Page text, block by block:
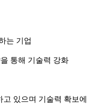
는 기업
통해 기술력 강화
있으며 기술력 확보에